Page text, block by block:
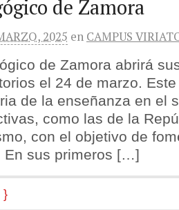
de Zamora
2025 en CAMPUS
de Zamora abrirá
el 24 de marzo.
de la enseñanza en el
como las de la
con el objetivo de
En sus primeros […]
}